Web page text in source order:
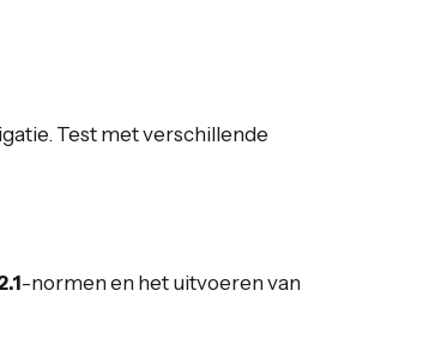
Test met verschillende
-normen en het uitvoeren van